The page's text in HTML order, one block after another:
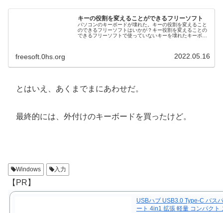
キーの役割を変えることができるフリーソフト
パソコンのキーボードが壊れた。キーの役割を変えること
のできるフリーソフトはいかが？キー役割を変えることの
できるフリーソフトで使っていないキーを壊れたキーボー
freesoft.0hs.org 2022.05.16
とはいえ、あくまでまにあわせだ。
最終的には、外付けのキーボードを買ったけど。
Windows 入力
【PR】
USBハブ USB3.0 Type-C バス
ート 4in1 拡張 軽量 コンパクト